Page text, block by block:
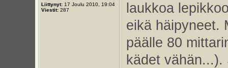
Liittynyt:17 Joulu 2010, 19:04
Viestit:287
laukkoa
eikä häipyneet.
päälle 80
kädet